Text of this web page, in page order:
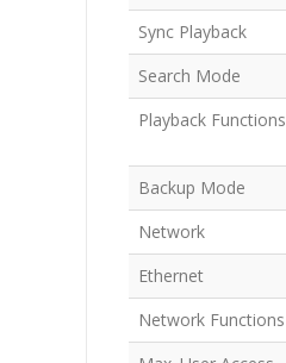
Sync Playback
Search Mode
Playback Functions
Backup Mode
Network
Ethernet
Network Functions